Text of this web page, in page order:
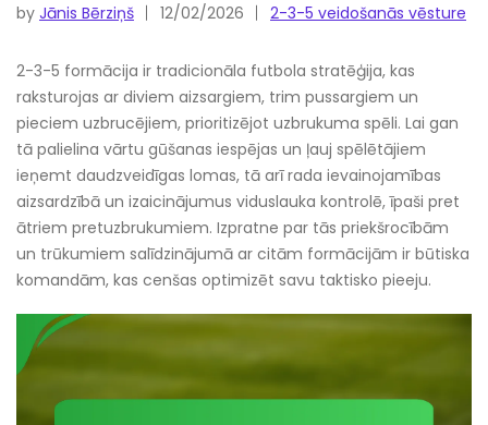
by Jānis Bērziņš 12/02/2026 2-3-5 veidošanās vēsture
2-3-5 formācija ir tradicionāla futbola stratēģija, kas
raksturojas ar diviem aizsargiem, trim pussargiem un
pieciem uzbrucējiem, prioritizējot uzbrukuma spēli. Lai gan
tā palielina vārtu gūšanas iespējas un ļauj spēlētājiem
ieņemt daudzveidīgas lomas, tā arī rada ievainojamības
aizsardzībā un izaicinājumus viduslauka kontrolē, īpaši pret
ātriem pretuzbrukumiem. Izpratne par tās priekšrocībām
un trūkumiem salīdzinājumā ar citām formācijām ir būtiska
komandām, kas cenšas optimizēt savu taktisko pieeju.